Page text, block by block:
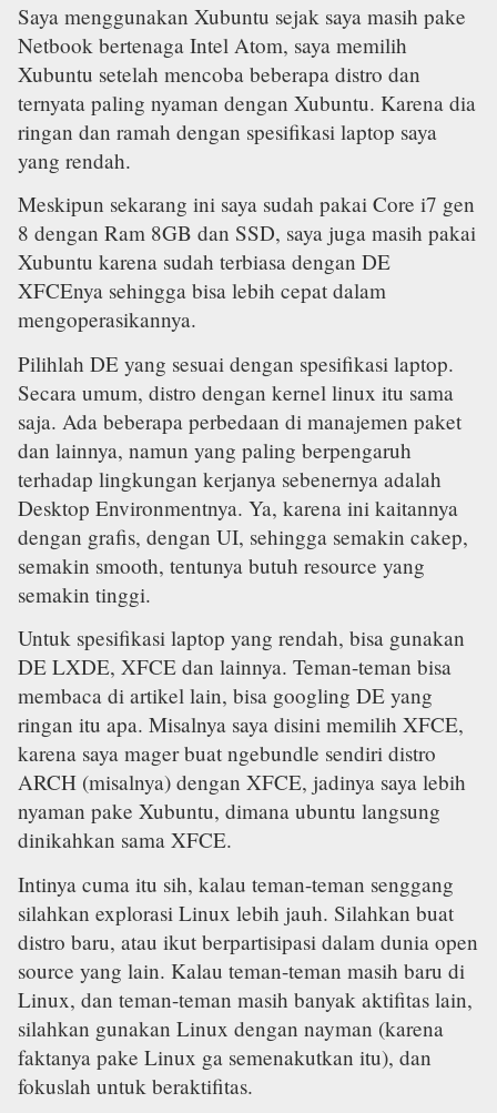
Saya menggunakan Xubuntu sejak saya masih pake
Netbook bertenaga Intel Atom, saya memilih
Xubuntu setelah mencoba beberapa distro dan
ternyata paling nyaman dengan Xubuntu. Karena dia
ringan dan ramah dengan spesifikasi laptop saya
yang rendah.
Meskipun sekarang ini saya sudah pakai Core i7 gen
8 dengan Ram 8GB dan SSD, saya juga masih pakai
Xubuntu karena sudah terbiasa dengan DE
XFCEnya sehingga bisa lebih cepat dalam
mengoperasikannya.
Pilihlah DE yang sesuai dengan spesifikasi laptop.
Secara umum, distro dengan kernel linux itu sama
saja. Ada beberapa perbedaan di manajemen paket
dan lainnya, namun yang paling berpengaruh
terhadap lingkungan kerjanya sebenernya adalah
Desktop Environmentnya. Ya, karena ini kaitannya
dengan grafis, dengan UI, sehingga semakin cakep,
semakin smooth, tentunya butuh resource yang
semakin tinggi.
Untuk spesifikasi laptop yang rendah, bisa gunakan
DE LXDE, XFCE dan lainnya. Teman-teman bisa
membaca di artikel lain, bisa googling DE yang
ringan itu apa. Misalnya saya disini memilih XFCE,
karena saya mager buat ngebundle sendiri distro
ARCH (misalnya) dengan XFCE, jadinya saya lebih
nyaman pake Xubuntu, dimana ubuntu langsung
dinikahkan sama XFCE.
Intinya cuma itu sih, kalau teman-teman senggang
silahkan explorasi Linux lebih jauh. Silahkan buat
distro baru, atau ikut berpartisipasi dalam dunia open
source yang lain. Kalau teman-teman masih baru di
Linux, dan teman-teman masih banyak aktifitas lain,
silahkan gunakan Linux dengan nayman (karena
faktanya pake Linux ga semenakutkan itu), dan
fokuslah untuk beraktifitas.